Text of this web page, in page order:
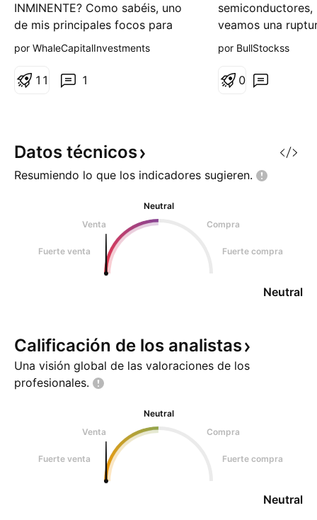
INMINENTE? Como sabéis, uno
de mis principales focos para
este impulso está siendo $AIP.
NASDAQ:CRDO y NASDAQ:SKYT
de SEMICONDUCTORES de
pequeña y medi
por WhaleCapitalInvestments
1
1 1
veamos una
que viene
por BullStockss
0
Datos técnicos
Resumiendo lo que los indicadores sugieren.
Neutral
Venta
Compra
Fuerte venta Fuerte compra
Neutral
Calificación de los analistas
Una visión global de las valoraciones de los
profesionales.
Neutral
Venta
Compra
Fuerte venta Fuerte compra
Neutral